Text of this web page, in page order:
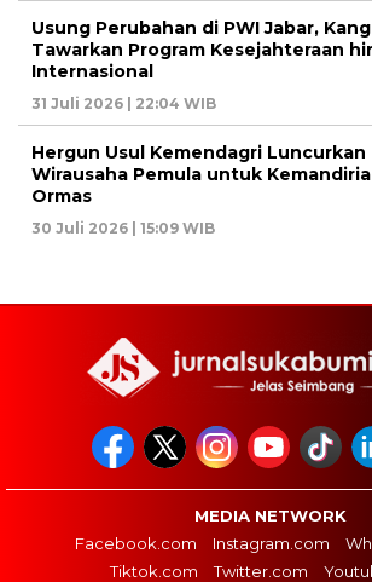
Usung Perubahan di PWI Jabar,
Tawarkan Program Kesejahteraan
Internasional
31 Juli 2026 | 22:04 WIB
Hergun Usul Kemendagri Luncurkan
Wirausaha Pemula untuk
Ormas
30 Juli 2026 | 15:09 WIB
MEDIA NETWORK
Facebook.com
Instagram.com
Tiktok.com
Twitter.com